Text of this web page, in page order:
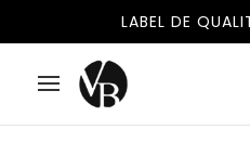
LABEL DE
LIVRAISON GRATUITE EN